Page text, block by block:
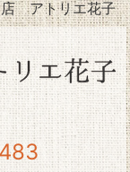
店 アトリエ花子